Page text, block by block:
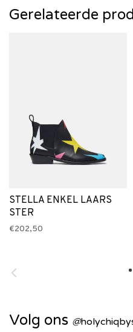
Gerelateerde
STELLA ENKEL LAARS
STER
€202,50
Volg ons @